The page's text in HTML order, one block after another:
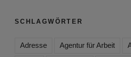
SCHLAGWÖRTER
Adresse Agentur für Arbeit